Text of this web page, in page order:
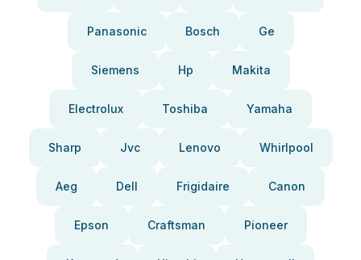
Panasonic Bosch Ge
Siemens Hp Makita
Electrolux Toshiba Yamaha
Sharp Jvc Lenovo Whirlpool
Aeg Dell Frigidaire Canon
Epson Craftsman Pioneer